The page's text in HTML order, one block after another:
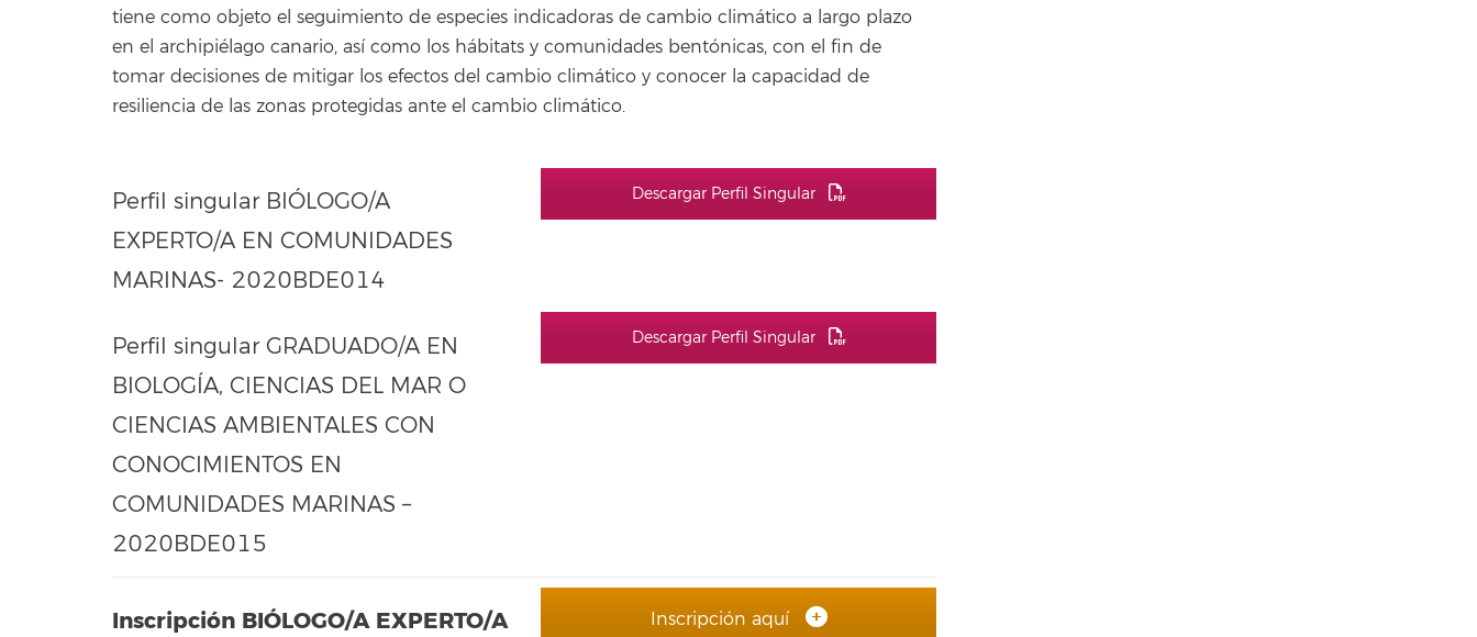
tiene como objeto el seguimiento de especies indicadoras de cambio climático a largo plazo
en el archipiélago canario, así como los hábitats y comunidades bentónicas, con el fin de
tomar decisiones de mitigar los efectos del cambio climático y conocer la capacidad de
resiliencia de las zonas protegidas ante el cambio climático.
Perfil singular BIÓLOGO/A
EXPERTO/A EN COMUNIDADES
MARINAS- 2020BDE014
Descargar Perfil Singular
Perfil singular GRADUADO/A EN
BIOLOGÍA, CIENCIAS DEL MAR O
CIENCIAS AMBIENTALES CON
CONOCIMIENTOS EN
COMUNIDADES MARINAS –
2020BDE015
Descargar Perfil Singular
Inscripción BIÓLOGO/A EXPERTO/A
Inscripción aquí